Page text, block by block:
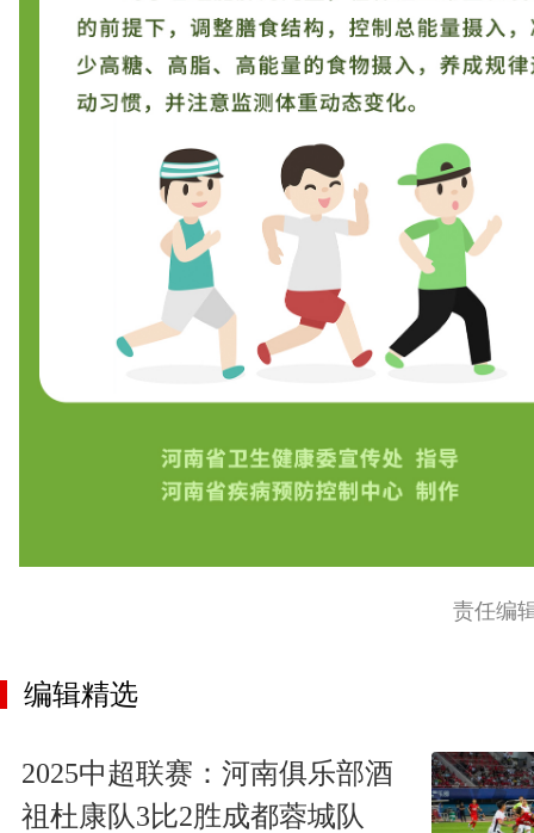
责任编
编辑精选
2025中超联赛：河南俱乐部酒
祖杜康队3比2胜成都蓉城队